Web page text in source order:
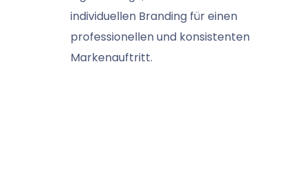
individuellen Branding für einen
professionellen und konsistenten
Markenauftritt.